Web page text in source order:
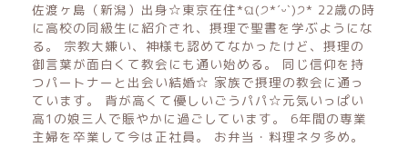
佐渡ヶ島（新潟）出身☆東京在住*ଘ(੭*ˊᵕˋ)੭* 22歳の時
に高校の同級生に紹介され、摂理で聖書を学ぶようにな
る。 宗教大嫌い、神様も認めてなかったけど、摂理の
御言葉が面白くて教会にも通い始める。 同じ信仰を持
つパートナーと出会い結婚☆ 家族で摂理の教会に通っ
ています。 背が高くて優しいごうパパ☆元気いっぱい
高1の娘三人で賑やかに過ごしています。 6年間の専業
主婦を卒業して今は正社員。 お弁当・料理ネタ多め。